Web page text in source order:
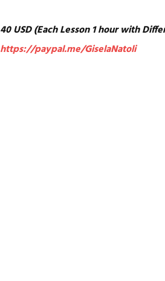
40 USD (Each Lesson 1 hour with
https://paypal.me/GiselaNatoli